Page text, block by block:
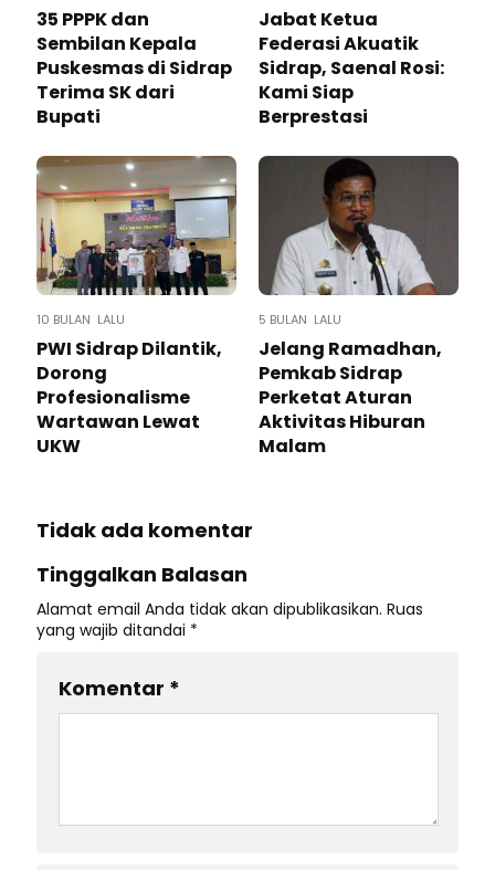
35 PPPK dan
Sembilan Kepala
Puskesmas di Sidrap
Terima SK dari
Bupati
Jabat Ketua
Federasi Akuatik
Sidrap, Saenal Rosi:
Kami Siap
Berprestasi
10 BULAN LALU
PWI Sidrap Dilantik,
Dorong
Profesionalisme
Wartawan Lewat
UKW
5 BULAN LALU
Jelang Ramadhan,
Pemkab Sidrap
Perketat Aturan
Aktivitas Hiburan
Malam
Tidak ada komentar
Tinggalkan Balasan
Alamat email Anda tidak akan dipublikasikan. Ruas
yang wajib ditandai *
Komentar *